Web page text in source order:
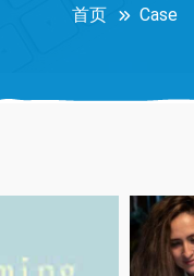
首页 Case